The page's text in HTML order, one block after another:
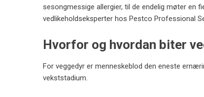
sesongmessige allergier, til de endelig møter en
vedlikeholdseksperter hos Pestco Professional
Hvorfor og hvordan biter
For veggedyr er menneskeblod den eneste
vekststadium.